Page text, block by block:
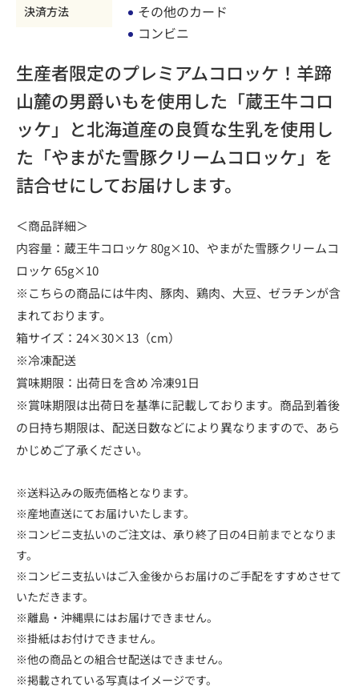
決済方法
その他のカード
コンビニ
生産者限定のプレミアムコロッケ！羊蹄
山麓の男爵いもを使用した「蔵王牛コロ
ッケ」と北海道産の良質な生乳を使用し
た「やまがた雪豚クリームコロッケ」を
詰合せにしてお届けします。
＜商品詳細＞
内容量：蔵王牛コロッケ 80g×10、やまがた雪豚クリームコ
ロッケ 65g×10
※こちらの商品には牛肉、豚肉、鶏肉、大豆、ゼラチンが含
まれております。
箱サイズ：24×30×13（cm）
※冷凍配送
賞味期限：出荷日を含め 冷凍91日
※賞味期限は出荷日を基準に記載しております。商品到着後
の日持ち期限は、配送日数などにより異なりますので、あら
かじめご了承ください。
※送料込みの販売価格となります。
※産地直送にてお届けいたします。
※コンビニ支払いのご注文は、承り終了日の4日前までとなりま
す。
※コンビニ支払いはご入金後からお届けのご手配をすすめさせて
いただきます。
※離島・沖縄県にはお届けできません。
※掛紙はお付けできません。
※他の商品との組合せ配送はできません。
※掲載されている写真はイメージです。